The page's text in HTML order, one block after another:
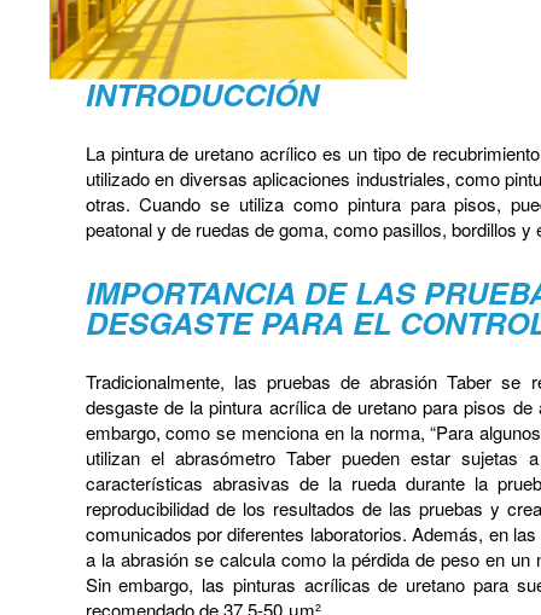
INTRODUCCIÓN
La pintura de uretano acrílico es un tipo de
utilizado en diversas aplicaciones industriales, como
otras. Cuando se utiliza como pintura para pisos,
peatonal y de ruedas de goma, como pasillos, bordillos y
IMPORTANCIA DE LAS
DESGASTE PARA EL
Tradicionalmente, las pruebas de abrasión Taber se
desgaste de la pintura acrílica de uretano para pisos
embargo, como se menciona en la norma, “Para
utilizan el abrasómetro Taber pueden estar sujetas
características abrasivas de la rueda durante la
reproducibilidad de los resultados de las pruebas y
comunicados por diferentes laboratorios. Además, en
a la abrasión se calcula como la pérdida de peso en
Sin embargo, las pinturas acrílicas de uretano para